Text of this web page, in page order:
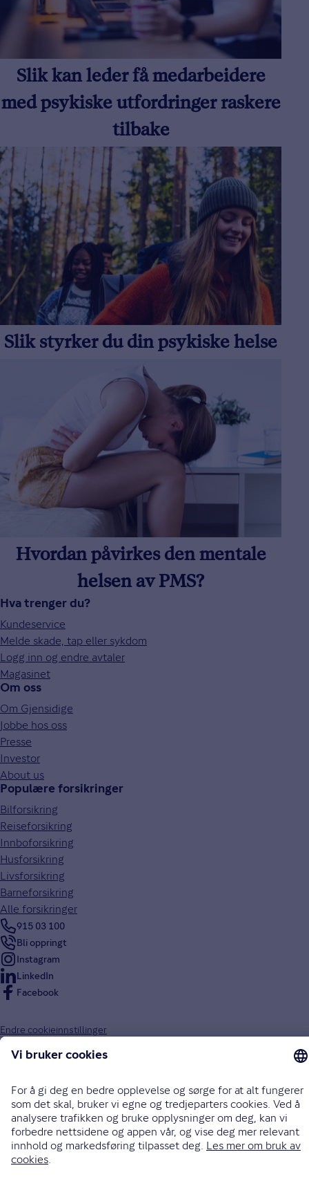
Slik kan leder få medarbeidere
med psykiske utfordringer raskere
tilbake
Slik styrker du din psykiske helse
Hvordan påvirkes den mentale
helsen av PMS?
Hva trenger du?
Kundeservice
Melde skade, tap eller sykdom
Logg inn og endre avtaler
Magasinet
Om oss
Om Gjensidige
Jobbe hos oss
Presse
Investor
About us
Populære forsikringer
Bilforsikring
Reiseforsikring
Innboforsikring
Husforsikring
Livsforsikring
Barneforsikring
Alle forsikringer
915 03 100
Bli oppringt
Instagram
LinkedIn
Facebook
Endre cookieinnstillinger
Informasjonskapsler (cookies)
Personvern og sikkerhet
Tilgjengelighetserklæring
Sammenlign prisene våre med andre selskaper på
Finansportalen.no
Opphavsrett © Gjensidige